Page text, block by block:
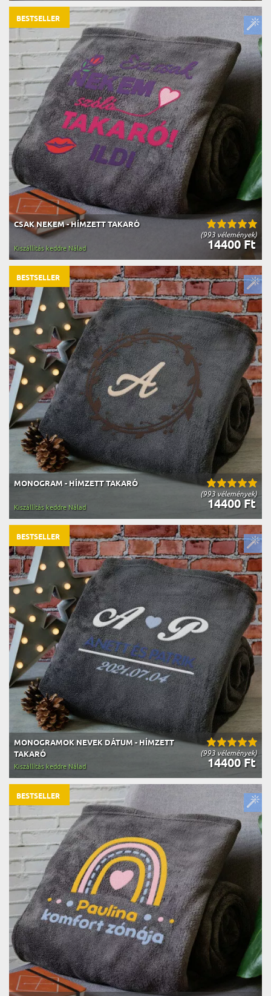
(993 vélemények)
CSAK NEKEM - HÍMZETT TAKARÓ
14400 Ft
Kiszállítás keddre Nálad
BESTSELLER
(993 vélemények)
MONOGRAM - HÍMZETT TAKARÓ
14400 Ft
Kiszállítás keddre Nálad
BESTSELLER
(993 vélemények)
MONOGRAMOK NEVEK DÁTUM - HÍMZETT
TAKARÓ
14400 Ft
Kiszállítás keddre Nálad
BESTSELLER
BESTSELLER